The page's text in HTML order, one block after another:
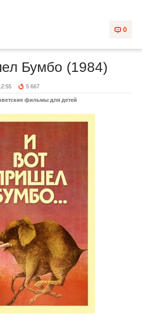
0
Бумбо (1984)
5 667
фильмы для детей